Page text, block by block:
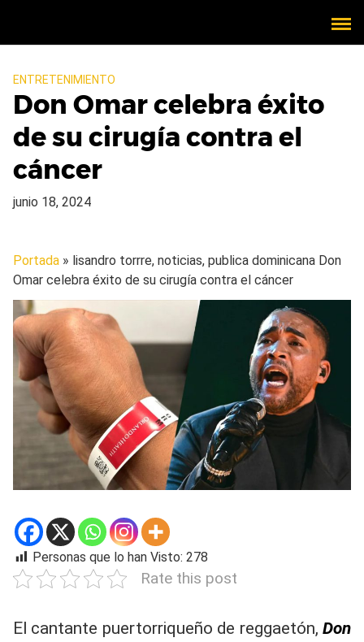
ENTRETENIMIENTO
Don Omar celebra éxito
de su cirugía contra el
cáncer
junio 18, 2024
Portada » lisandro torrre, noticias, publica dominicana Don
Omar celebra éxito de su cirugía contra el cáncer
Personas que lo han Visto: 278
Rate this post
El cantante puertorriqueño de reggaetón, Don